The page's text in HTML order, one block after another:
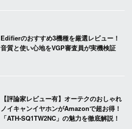
Edifierのおすすめ3機種を厳選レビュー！
音質と使い心地をVGP審査員が実機検証
【評論家レビュー有】オーテクのおしゃれ
ノイキャンイヤホンがAmazonで超お得！
「ATH-SQ1TW2NC」の魅力を徹底解説！